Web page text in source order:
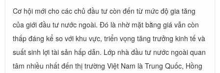
Cơ hội mới cho các chủ đầu tư còn đến từ mức độ gia tăng
của giới đầu tư nước ngoài. Đó là nhờ mặt bằng giá vẫn còn
thấp đáng kể so với khu vực, triển vọng tăng trưởng kinh tế và
suất sinh lợi tài sản hấp dẫn. Lớp nhà đầu tư nước ngoài quan
tâm nhiều nhất đến thị trường Việt Nam là Trung Quốc, Hồng